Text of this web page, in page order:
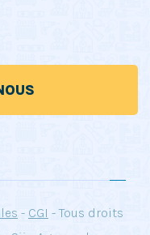
- CGI - Tous droits